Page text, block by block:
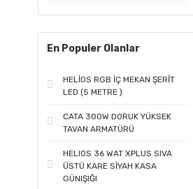
En Populer Olanlar
HELİOS RGB İÇ MEKAN ŞERİT
LED (5 METRE )
CATA 300W DORUK YÜKSEK
TAVAN ARMATÜRÜ
HELIOS 36 WAT XPLUS SIVA
ÜSTÜ KARE SİYAH KASA
GÜNIŞIĞI